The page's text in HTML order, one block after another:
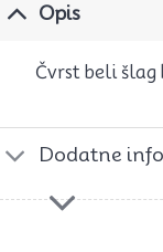
Opis
Čvrst beli
Dodatne